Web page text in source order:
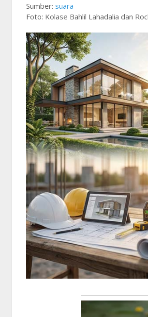
Sumber: suara
Foto: Kolase Bahlil Lahadalia dan